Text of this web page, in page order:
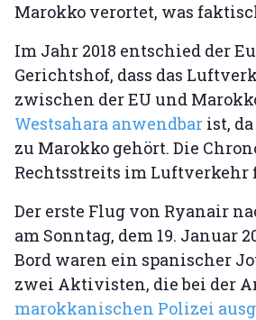
Marokko verortet, was
Im Jahr 2018 entschied der
Gerichtshof, dass das
zwischen der EU und
Westsahara anwendbar ist,
zu Marokko gehört. Die
Rechtsstreits im Luftverkehr
Der erste Flug von Ryanair
am Sonntag, dem 19. Januar
Bord waren ein spanischer
zwei Aktivisten, die bei der
marokkanischen Polizei